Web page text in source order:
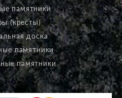
памятники
(кресты)
доска
памятники
памятники